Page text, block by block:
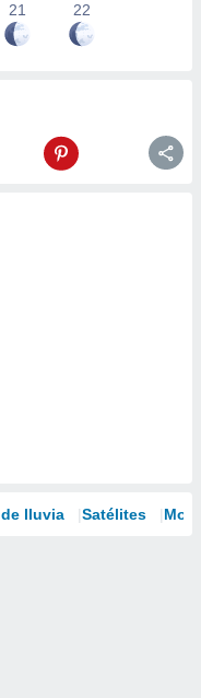
21 22
de lluvia Satélites